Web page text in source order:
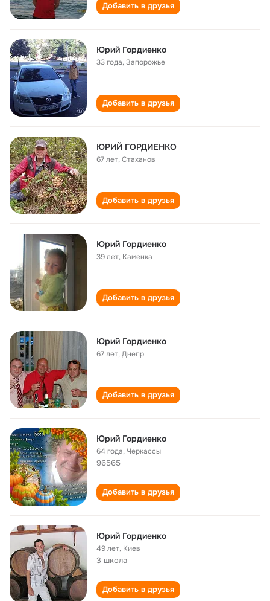
Добавить в друзья
Юрий Гордиенко
33 года,Запорожье
Добавить в друзья
ЮРИЙ ГОРДИЕНКО
67 лет,Стаханов
Добавить в друзья
Юрий Гордиенко
39 лет, Каменка
Добавить в друзья
Юрий Гордиенко
67 лет,Днепр
Добавить в друзья
Юрий Гордиенко
64 года,Черкассы
96565
Добавить в друзья
Юрий Гордиенко
49 лет, Киев
3 школа
Добавить в друзья